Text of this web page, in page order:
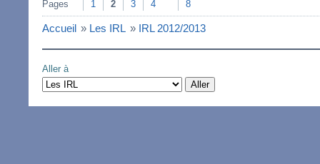
Pages 1 2 3 4 8
Accueil » Les IRL » IRL 2012/2013
Aller à